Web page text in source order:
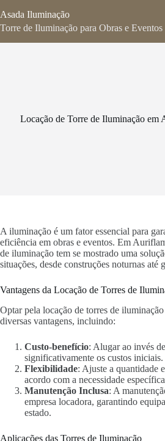
para
o
Asada Iluminação
Torre de Iluminação para Obras e Eventos
Locação de Torre de Iluminação em
A iluminação é um fator essencial para
eficiência em obras e eventos. Em
de iluminação tem se mostrado uma
situações, desde construções noturnas até
Vantagens da Locação de Torres de
Optar pela locação de torres de
diversas vantagens, incluindo:
Custo-benefício: Alugar ao invés
significativamente os custos iniciais.
Flexibilidade: Ajuste a quantidade
acordo com a necessidade
Manutenção Inclusa: A
empresa locadora, garantindo
estado.
Aplicações das Torres de Iluminação